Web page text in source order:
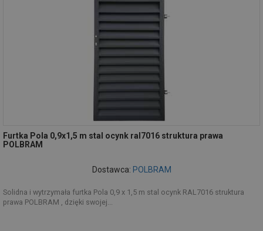
Furtka Pola 0,9x1,5 m stal ocynk ral7016 struktura prawa
POLBRAM
Dostawca: POLBRAM
Solidna i wytrzymała furtka Pola 0,9 x 1,5 m stal ocynk RAL7016 struktura
prawa POLBRAM , dzięki swojej...